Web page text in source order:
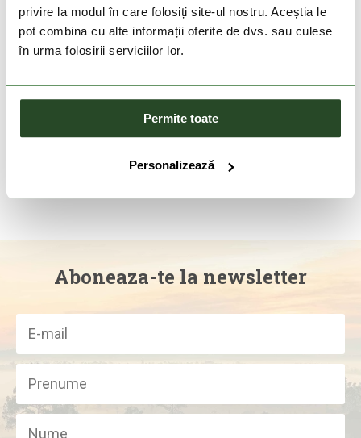
privire la modul în care folosiți site-ul nostru. Aceștia le
pot combina cu alte informații oferite de dvs. sau culese
în urma folosirii serviciilor lor.
Permite toate
Personalizează
-30%
Columbia Montrail Trans
Alps 7L Vest
Aboneaza-te la newsletter